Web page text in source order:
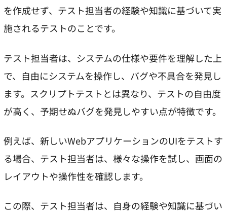
を作成せず、テスト担当者の経験や知識に基づいて実
施されるテストのことです。
テスト担当者は、システムの仕様や要件を理解した上
で、自由にシステムを操作し、バグや不具合を発見し
ます。スクリプトテストとは異なり、テストの自由度
が高く、予期せぬバグを発見しやすい点が特徴です。
例えば、新しいWebアプリケーションのUIをテストす
る場合、テスト担当者は、様々な操作を試し、画面の
レイアウトや操作性を確認します。
この際、テスト担当者は、自身の経験や知識に基づい